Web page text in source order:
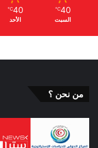
40
℃
السبت
40
℃
الأحد
من نحن ؟